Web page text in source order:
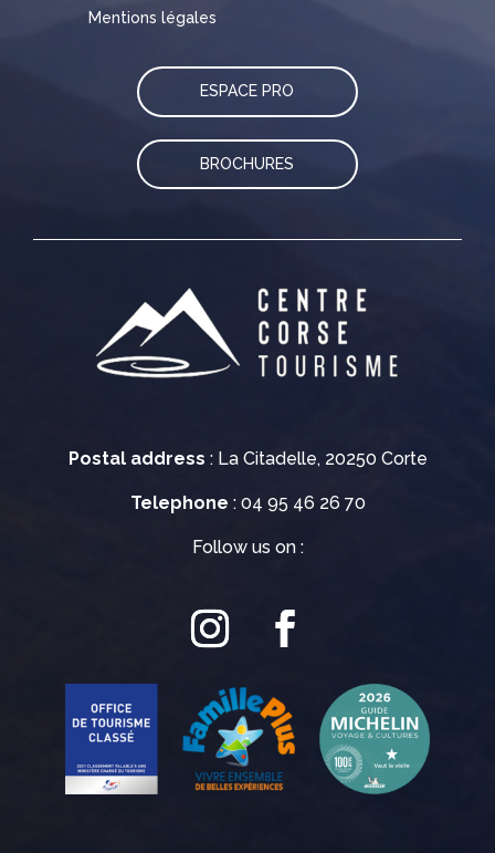
Postal address : La Citadelle, 20250 Corte
Telephone : 04 95 46 26 70
Follow us on :
Mentions légales
ESPACE PRO
BROCHURES